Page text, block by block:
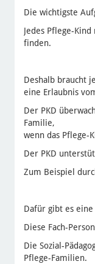
Die wichtigste
Jedes Pflege-
finden.
Deshalb braucht
eine Erlaubnis
Der PKD
Familie,
wenn das Pflege-
Der PKD
Zum Beispiel
Dafür gibt es eine
Diese Fach-
Die Sozial-
Pflege-Familien.